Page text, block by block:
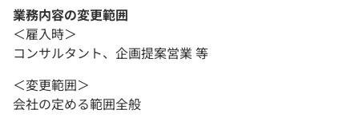
業務内容の変更範囲
＜雇入時＞
コンサルタント、企画提案営業 等
＜変更範囲＞
会社の定める範囲全般